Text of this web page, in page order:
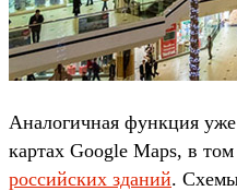
Аналогичная функция уже
картах Google Maps, в
российских зданий.